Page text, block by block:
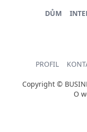
DŮM
PROFIL
Copyright ©